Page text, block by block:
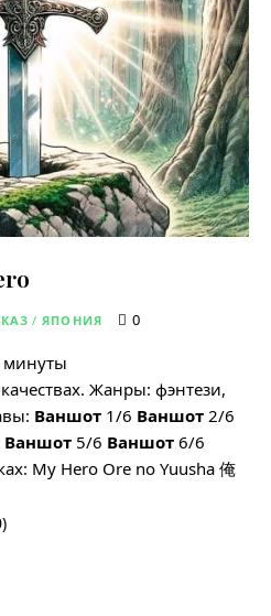
/ ЯПОНИЯ 0
минуты
Жанры: фэнтези,
Ваншот 1/6 Ваншот 2/6
Ваншот 5/6 Ваншот 6/6
My Hero Ore no Yuusha 俺
)